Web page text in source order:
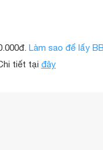
Làm sao để lấy
tiết tại đây